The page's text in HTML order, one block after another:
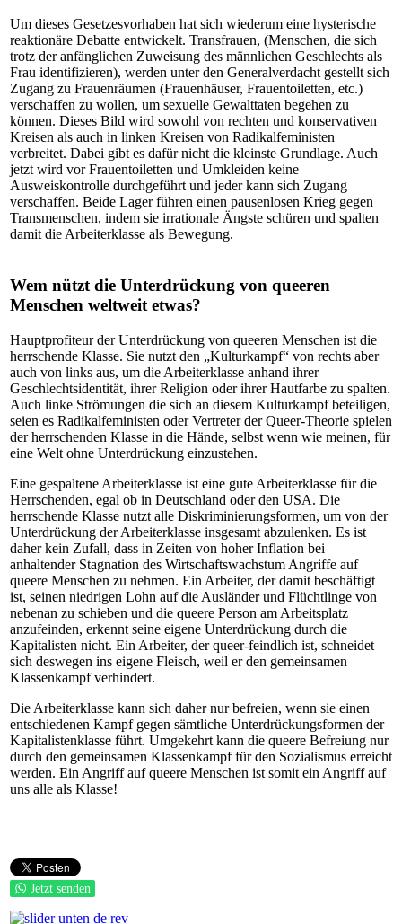
Um dieses Gesetzesvorhaben hat sich wiederum eine hysterische
reaktionäre Debatte entwickelt. Transfrauen, (Menschen, die sich
trotz der anfänglichen Zuweisung des männlichen Geschlechts als
Frau identifizieren), werden unter den Generalverdacht gestellt sich
Zugang zu Frauenräumen (Frauenhäuser, Frauentoiletten, etc.)
verschaffen zu wollen, um sexuelle Gewalttaten begehen zu
können. Dieses Bild wird sowohl von rechten und konservativen
Kreisen als auch in linken Kreisen von Radikalfeministen
verbreitet. Dabei gibt es dafür nicht die kleinste Grundlage. Auch
jetzt wird vor Frauentoiletten und Umkleiden keine
Ausweiskontrolle durchgeführt und jeder kann sich Zugang
verschaffen. Beide Lager führen einen pausenlosen Krieg gegen
Transmenschen, indem sie irrationale Ängste schüren und spalten
damit die Arbeiterklasse als Bewegung.
Wem nützt die Unterdrückung von queeren
Menschen weltweit etwas?
Hauptprofiteur der Unterdrückung von queeren Menschen ist die
herrschende Klasse. Sie nutzt den „Kulturkampf“ von rechts aber
auch von links aus, um die Arbeiterklasse anhand ihrer
Geschlechtsidentität, ihrer Religion oder ihrer Hautfarbe zu spalten.
Auch linke Strömungen die sich an diesem Kulturkampf beteiligen,
seien es Radikalfeministen oder Vertreter der Queer-Theorie spielen
der herrschenden Klasse in die Hände, selbst wenn wie meinen, für
eine Welt ohne Unterdrückung einzustehen.
Eine gespaltene Arbeiterklasse ist eine gute Arbeiterklasse für die
Herrschenden, egal ob in Deutschland oder den USA. Die
herrschende Klasse nutzt alle Diskriminierungsformen, um von der
Unterdrückung der Arbeiterklasse insgesamt abzulenken. Es ist
daher kein Zufall, dass in Zeiten von hoher Inflation bei
anhaltender Stagnation des Wirtschaftswachstum Angriffe auf
queere Menschen zu nehmen. Ein Arbeiter, der damit beschäftigt
ist, seinen niedrigen Lohn auf die Ausländer und Flüchtlinge von
nebenan zu schieben und die queere Person am Arbeitsplatz
anzufeinden, erkennt seine eigene Unterdrückung durch die
Kapitalisten nicht. Ein Arbeiter, der queer-feindlich ist, schneidet
sich deswegen ins eigene Fleisch, weil er den gemeinsamen
Klassenkampf verhindert.
Die Arbeiterklasse kann sich daher nur befreien, wenn sie einen
entschiedenen Kampf gegen sämtliche Unterdrückungsformen der
Kapitalistenklasse führt. Umgekehrt kann die queere Befreiung nur
durch den gemeinsamen Klassenkampf für den Sozialismus erreicht
werden. Ein Angriff auf queere Menschen ist somit ein Angriff auf
uns alle als Klasse!
Jetzt senden